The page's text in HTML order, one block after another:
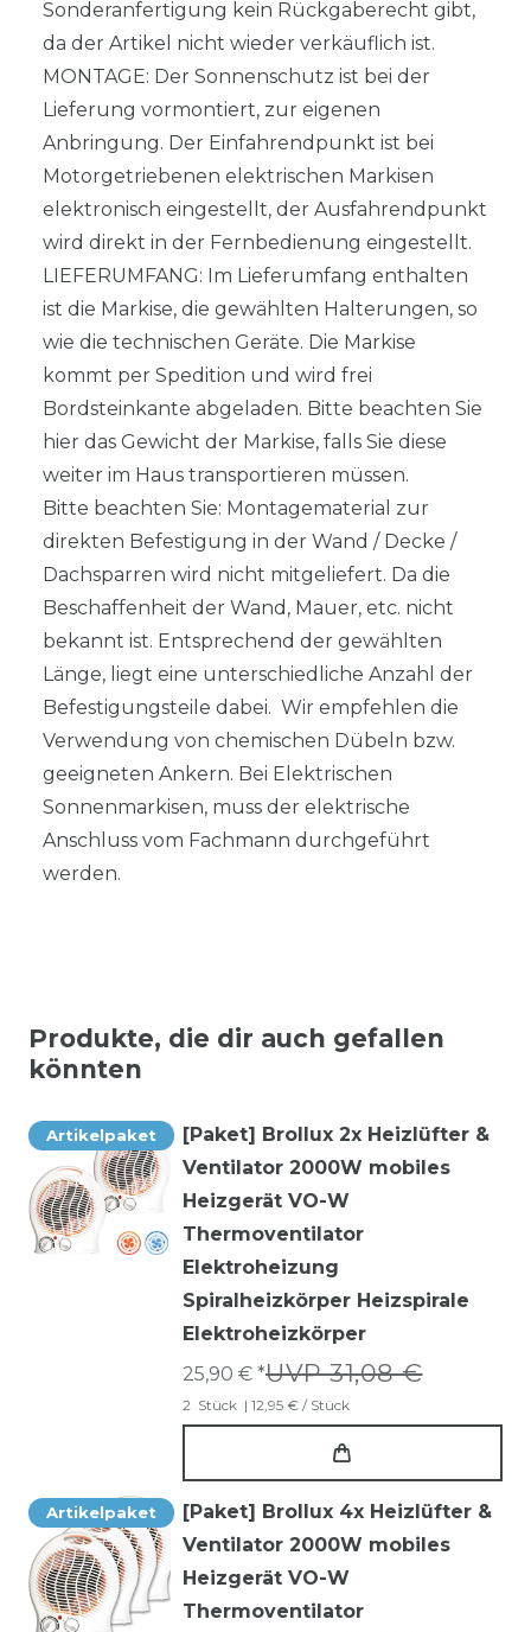
Sonderanfertigung kein Rückgaberecht gibt,
da der Artikel nicht wieder verkäuflich ist.
MONTAGE: Der Sonnenschutz ist bei der
Lieferung vormontiert, zur eigenen
Anbringung. Der Einfahrendpunkt ist bei
Motorgetriebenen elektrischen Markisen
elektronisch eingestellt, der Ausfahrendpunkt
wird direkt in der Fernbedienung eingestellt.
LIEFERUMFANG: Im Lieferumfang enthalten
ist die Markise, die gewählten Halterungen, so
wie die technischen Geräte. Die Markise
kommt per Spedition und wird frei
Bordsteinkante abgeladen. Bitte beachten Sie
hier das Gewicht der Markise, falls Sie diese
weiter im Haus transportieren müssen.
Bitte beachten Sie: Montagematerial zur
direkten Befestigung in der Wand / Decke /
Dachsparren wird nicht mitgeliefert. Da die
Beschaffenheit der Wand, Mauer, etc. nicht
bekannt ist. Entsprechend der gewählten
Länge, liegt eine unterschiedliche Anzahl der
Befestigungsteile dabei. Wir empfehlen die
Verwendung von chemischen Dübeln bzw.
geeigneten Ankern. Bei Elektrischen
Sonnenmarkisen, muss der elektrische
Anschluss vom Fachmann durchgeführt
werden.
Produkte, die dir auch gefallen
könnten
Artikelpaket
[Paket] Brollux 2x Heizlüfter &
Ventilator 2000W mobiles
Heizgerät VO-W
Thermoventilator
Elektroheizung
Spiralheizkörper Heizspirale
Elektroheizkörper
UVP 31,08 €
25,90 € *
2 Stück | 12,95 € / Stück
Artikelpaket
[Paket] Brollux 4x Heizlüfter &
Ventilator 2000W mobiles
Heizgerät VO-W
Thermoventilator